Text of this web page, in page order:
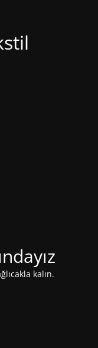
kalın.